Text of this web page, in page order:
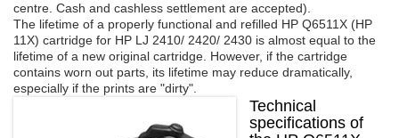
Refilling cartridges Lexmark
Refilling cartridges Konica Minolta
Refilling cartridges Konica
Refilling cartridges Minolta
Refilling cartridges Olivetti
centre. Cash and cashless settlement are accepted).
The lifetime of a properly functional and refilled HP Q6511X (HP
11X) cartridge for HP LJ 2410/ 2420/ 2430 is almost equal to the
lifetime of a new original cartridge. However, if the cartridge
contains worn out parts, its lifetime may reduce dramatically,
especially if the prints are "dirty".
Technical
specifications of